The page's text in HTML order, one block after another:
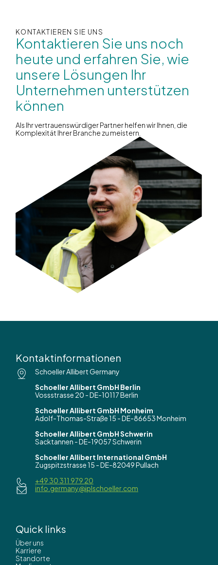
KONTAKTIEREN SIE UNS
Kontaktieren Sie uns noch
heute und erfahren Sie, wie
unsere Lösungen Ihr
Unternehmen unterstützen
können
Als Ihr vertrauenswürdiger Partner helfen wir Ihnen, die
Komplexität Ihrer Branche zu meistern.
Kontaktinformationen
Schoeller Allibert Germany
Schoeller Allibert GmbH Berlin
Vossstrasse 20 - DE-10117 Berlin
Schoeller Allibert GmbH Monheim
Adolf-Thomas-Straße 15 - DE-86653 Monheim
Schoeller Allibert GmbH Schwerin
Sacktannen - DE-19057 Schwerin
Schoeller Allibert International GmbH
Zugspitzstrasse 15 - DE-82049 Pullach
+49 30 311 979 20
info.germany@iplschoeller.com
Quick links
Über uns
Karriere
Standorte